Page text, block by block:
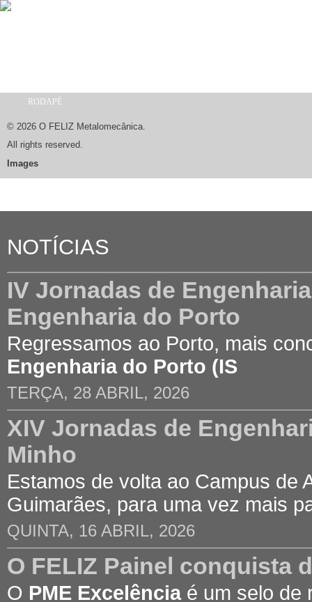
Passar para o conteúdo principal
RODAPÉ
© 2026 O FELIZ Metalomecânica.
All rights reserved.
Images
NOTÍCIAS
IV Jornadas de
Engenharia do Porto
Regressamos ao Porto, mais
Engenharia do Porto (IS
TERÇA, 28 ABRIL, 2026
XIV Jornadas de
Minho
Estamos de volta ao Campus de
Guimarães, para uma vez mais
QUINTA, 16 ABRIL, 2026
O FELIZ Painel conquista
O PME Excelênciaé um selo de